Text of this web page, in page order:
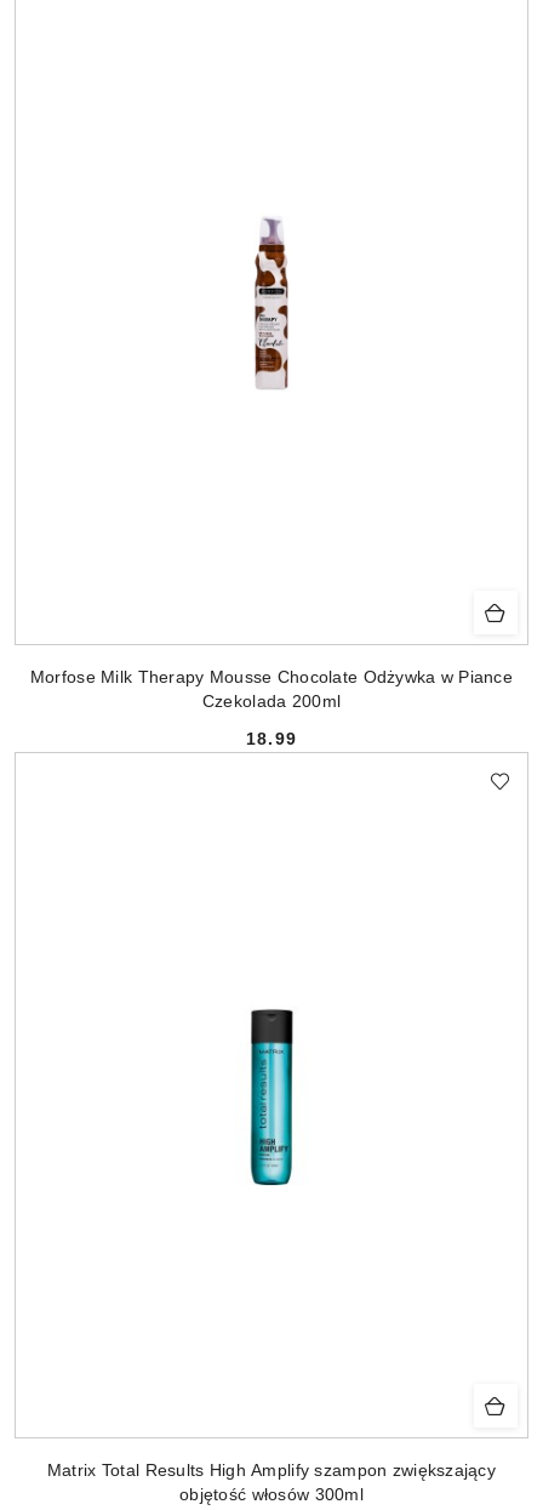
Morfose Milk Therapy Mousse Chocolate Odżywka w Piance
Czekolada 200ml
Cena:
18.99
Matrix Total Results High Amplify szampon zwiększający
objętość włosów 300ml